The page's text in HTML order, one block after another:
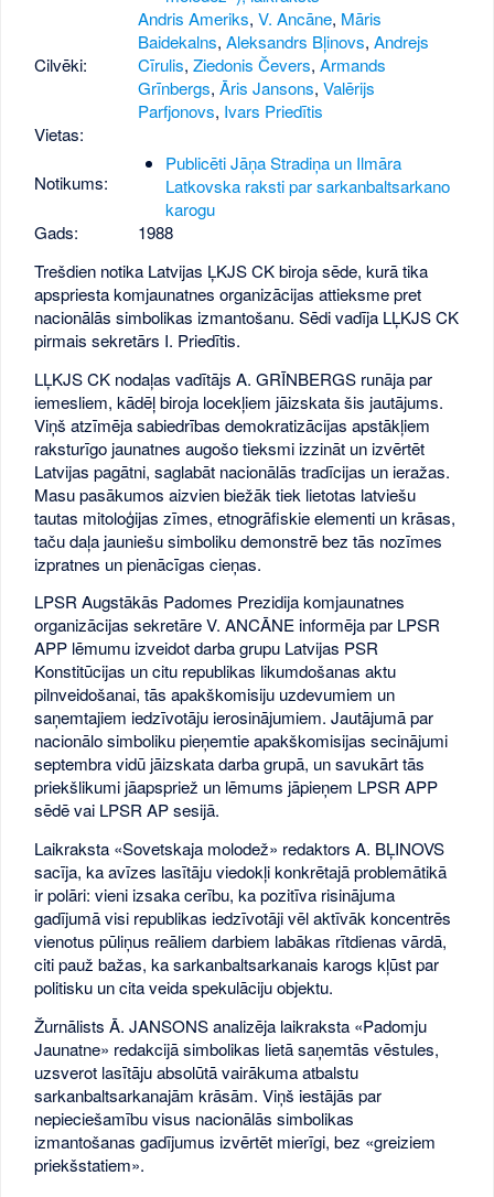
Cilvēki:
Andris Ameriks,V. Ancāne, Māris
Baidekalns,Aleksandrs Bļinovs,Andrejs
Cīrulis,Ziedonis Čevers,Armands
Grīnbergs,Āris Jansons,Valērijs
Parfjonovs, Ivars Priedītis
Vietas:
Notikums:
Publicēti Jāņa Stradiņa un Ilmāra
Latkovska raksti par sarkanbaltsarkano
karogu
Gads:
1988
Trešdien notika Latvijas ĻKJS CK biroja sēde, kurā tika
apspriesta komjaunatnes organizācijas attieksme pret
nacionālās simbolikas izmantošanu. Sēdi vadīja LĻKJS CK
pirmais sekretārs I. Priedītis.
LĻKJS CK nodaļas vadītājs A. GRĪNBERGS runāja par
iemesliem, kādēļ biroja locekļiem jāizskata šis jautājums.
Viņš atzīmēja sabiedrības demokratizācijas apstākļiem
raksturīgo jaunatnes augošo tieksmi izzināt un izvērtēt
Latvijas pagātni, saglabāt nacionālās tradīcijas un ieražas.
Masu pasākumos aizvien biežāk tiek lietotas latviešu
tautas mitoloģijas zīmes, etnogrāfiskie elementi un krāsas,
taču daļa jauniešu simboliku demonstrē bez tās nozīmes
izpratnes un pienācīgas cieņas.
LPSR Augstākās Padomes Prezidija komjaunatnes
organizācijas sekretāre V. ANCĀNE informēja par LPSR
APP lēmumu izveidot darba grupu Latvijas PSR
Konstitūcijas un citu republikas likumdošanas aktu
pilnveidošanai, tās apakškomisiju uzdevumiem un
saņemtajiem iedzīvotāju ierosinājumiem. Jautājumā par
nacionālo simboliku pieņemtie apakškomisijas secinājumi
septembra vidū jāizskata darba grupā, un savukārt tās
priekšlikumi jāapspriež un lēmums jāpieņem LPSR APP
sēdē vai LPSR AP sesijā.
Laikraksta «Sovetskaja molodež» redaktors A. BĻINOVS
sacīja, ka avīzes lasītāju viedokļi konkrētajā problemātikā
ir polāri: vieni izsaka cerību, ka pozitīva risinājuma
gadījumā visi republikas iedzīvotāji vēl aktīvāk koncentrēs
vienotus pūliņus reāliem darbiem labākas rītdienas vārdā,
citi pauž bažas, ka sarkanbaltsarkanais karogs kļūst par
politisku un cita veida spekulāciju objektu.
Žurnālists Ā. JANSONS analizēja laikraksta «Padomju
Jaunatne» redakcijā simbolikas lietā saņemtās vēstules,
uzsverot lasītāju absolūtā vairākuma atbalstu
sarkanbaltsarkanajām krāsām. Viņš iestājās par
nepieciešamību visus nacionālās simbolikas
izmantošanas gadījumus izvērtēt mierīgi, bez «greiziem
priekšstatiem».